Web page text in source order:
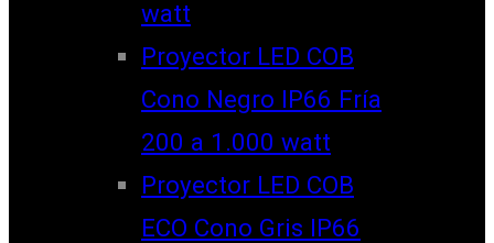
watt
Proyector LED COB
Cono Negro IP66 Fría
200 a 1.000 watt
Proyector LED COB
ECO Cono Gris IP66